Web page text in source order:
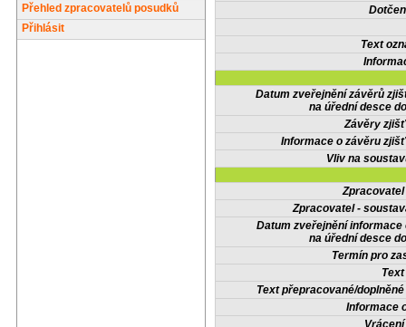
Přehled zpracovatelů posudků
Přihlásit
Text
Datum zveřejnění závěrů
na úřední desce
Závěry
Informace o závěru
Vliv na
Zpracovatel -
Datum zveřejnění informace
na úřední desce
Termín pro
Text přepracované/
Informace